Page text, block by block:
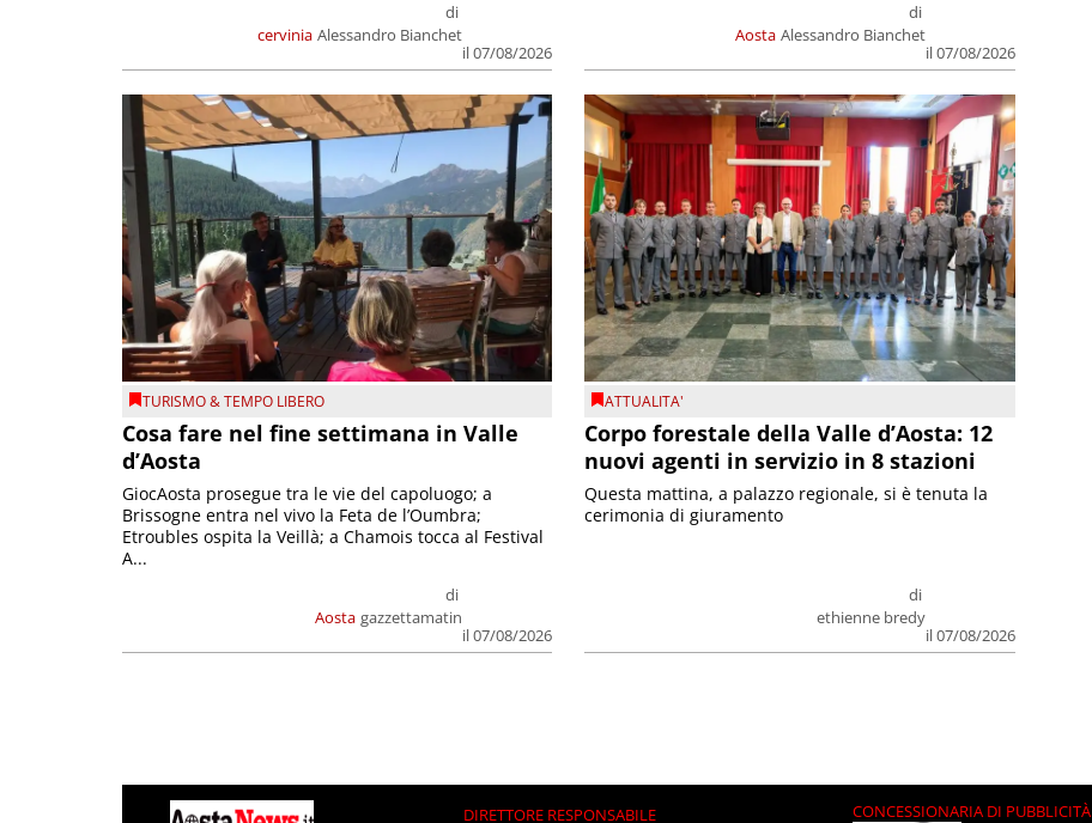
cervinia
di
Alessandro Bianchet
il 07/08/2026
Aosta
di
Alessandro Bianchet
il 07/08/2026
TURISMO & TEMPO LIBERO
Cosa fare nel fine settimana in Valle
d’Aosta
Aosta
di
gazzettamatin
il 07/08/2026
GiocAosta prosegue tra le vie del capoluogo; a
Brissogne entra nel vivo la Feta de l’Oumbra;
Etroubles ospita la Veillà; a Chamois tocca al Festival
A...
ATTUALITA'
Corpo forestale della Valle d’Aosta: 12
nuovi agenti in servizio in 8 stazioni
di
ethienne bredy
il 07/08/2026
Questa mattina, a palazzo regionale, si è tenuta la
cerimonia di giuramento
DIRETTORE RESPONSABILE CONCESSIONARIA DI PUBBLICITÀ